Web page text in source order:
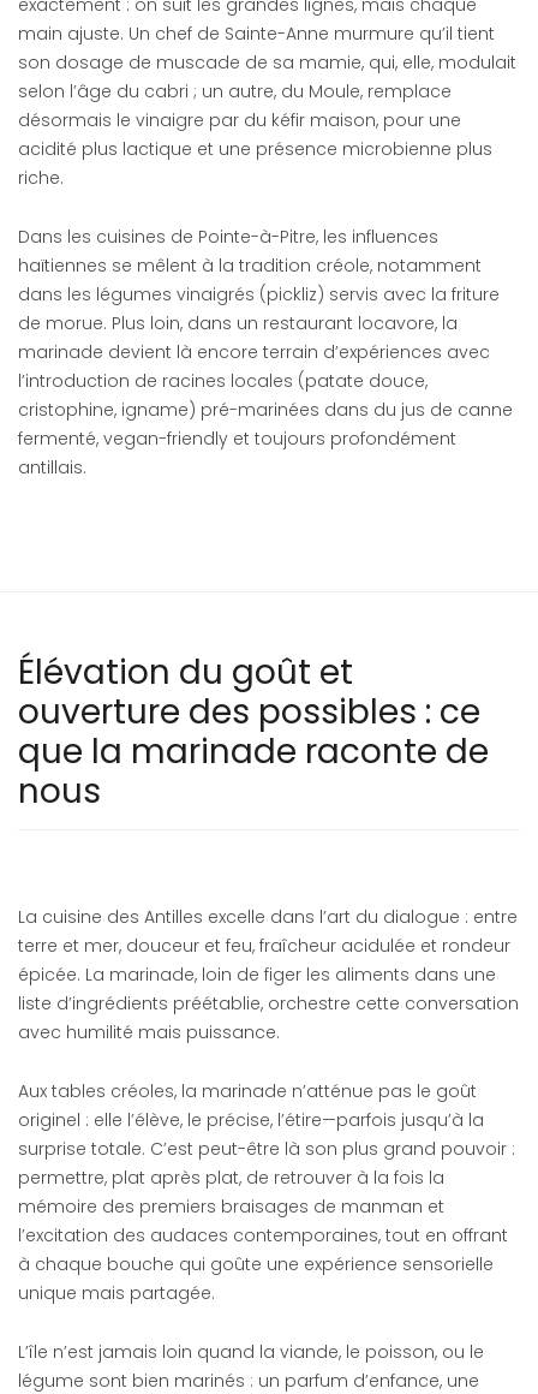
exactement : on suit les grandes lignes, mais chaque
main ajuste. Un chef de Sainte-Anne murmure qu’il tient
son dosage de muscade de sa mamie, qui, elle, modulait
selon l’âge du cabri ; un autre, du Moule, remplace
désormais le vinaigre par du kéfir maison, pour une
acidité plus lactique et une présence microbienne plus
riche.
Dans les cuisines de Pointe-à-Pitre, les influences
haïtiennes se mêlent à la tradition créole, notamment
dans les légumes vinaigrés (pickliz) servis avec la friture
de morue. Plus loin, dans un restaurant locavore, la
marinade devient là encore terrain d’expériences avec
l’introduction de racines locales (patate douce,
cristophine, igname) pré-marinées dans du jus de canne
fermenté, vegan-friendly et toujours profondément
antillais.
Élévation du goût et
ouverture des possibles : ce
que la marinade raconte de
nous
La cuisine des Antilles excelle dans l’art du dialogue : entre
terre et mer, douceur et feu, fraîcheur acidulée et rondeur
épicée. La marinade, loin de figer les aliments dans une
liste d’ingrédients préétablie, orchestre cette conversation
avec humilité mais puissance.
Aux tables créoles, la marinade n’atténue pas le goût
originel : elle l’élève, le précise, l’étire—parfois jusqu’à la
surprise totale. C’est peut-être là son plus grand pouvoir :
permettre, plat après plat, de retrouver à la fois la
mémoire des premiers braisages de manman et
l’excitation des audaces contemporaines, tout en offrant
à chaque bouche qui goûte une expérience sensorielle
unique mais partagée.
L’île n’est jamais loin quand la viande, le poisson, ou le
légume sont bien marinés : un parfum d’enfance, une